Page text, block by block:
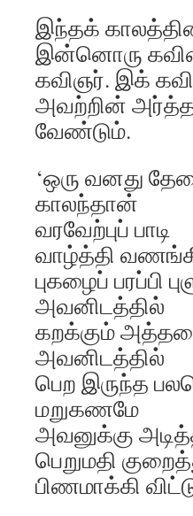
இந்தக்
இன்னொரு
கவிஞர். இக்
அவற்றின்
வேண்டும்.
‘ஒரு வனது
காலந்தான்
வரவேற்புப் பாடி
வாழ்த்தி
புகழைப் பரப்பி
அவனிடத்தில்
கறக்கும்
அவனிடத்தில்
பெற இருந்த
மறுகணமே
அவனுக்கு
பெறுமதி
பிணமாக்கி